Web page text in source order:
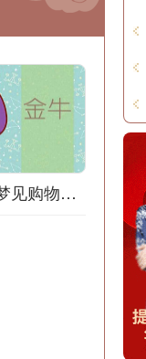
道家梦境：梦见购物的意义